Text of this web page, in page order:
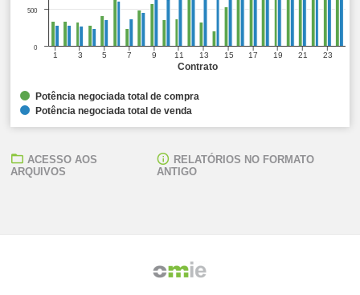
Contrato
1 3 5 7 9 11 13 15 17 19 21 23
0
500
Potência negociada total de compra
Potência negociada total de venda
ACESSO AOS
ARQUIVOS
RELATÓRIOS NO FORMATO
ANTIGO